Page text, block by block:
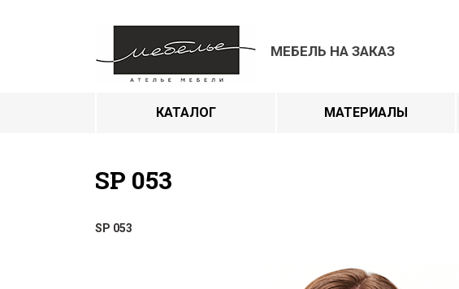
МЕБЕЛЬ НА ЗАКАЗ
КАТАЛОГ МАТЕРИАЛЫ
SP 053
SP 053